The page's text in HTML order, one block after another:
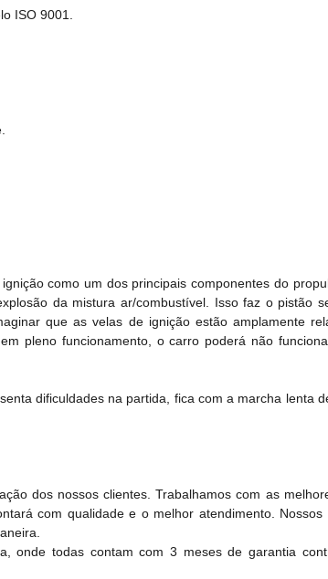
ISO 9001.
como um dos principais componentes do
da mistura ar/combustível. Isso faz o pistão
que as velas de ignição estão amplamente
pleno funcionamento, o carro poderá não
dificuldades na partida, fica com a marcha lenta
dos nossos clientes. Trabalhamos com as
com qualidade e o melhor atendimento. Nossos
onde todas contam com 3 meses de garantia